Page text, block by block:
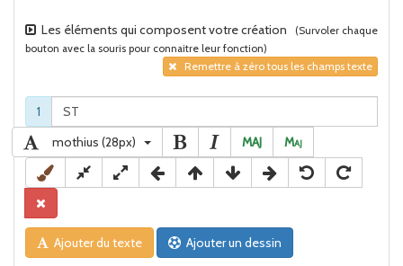
Les éléments qui composent votre création
(Survoler chaque
bouton avec la souris pour connaitre leur fonction)
Remettre à zéro tous les champs texte
1
mothius (28px)
MAJ Maj
Ajouter du texte Ajouter un dessin